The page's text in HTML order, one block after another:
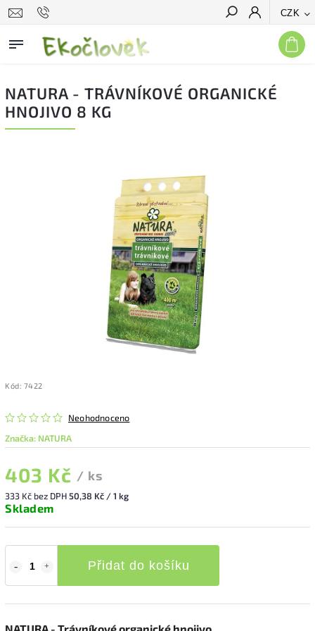
CZK
Hledat
NATURA - TRÁVNÍKOVÉ ORGANICKÉ
HNOJIVO 8 KG
Kód: 7422
Neohodnoceno
Značka: NATURA
403 Kč / ks
333 Kč bez DPH50,38 Kč / 1 kg
Skladem
Přidat do košíku
NATURA - Trávníkové organické hnojivo